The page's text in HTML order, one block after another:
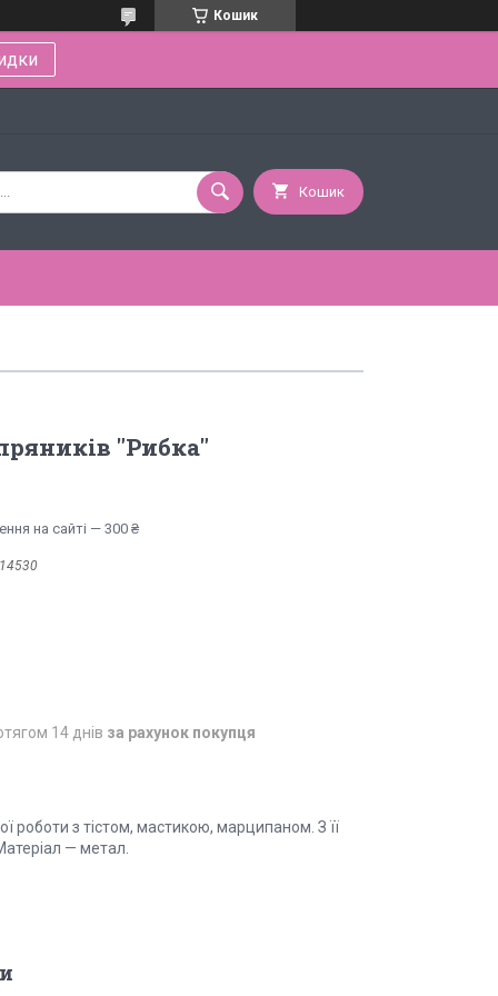
Кошик
Кошик
"Рибка"
на сайті — 300 ₴
14 днів за рахунок покупця
роботи з тістом, мастикою, марципаном. З її
— метал.